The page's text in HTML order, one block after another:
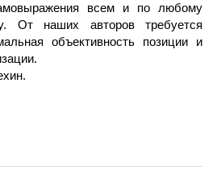
всем и по любому
От наших авторов требуется
объективность позиции и